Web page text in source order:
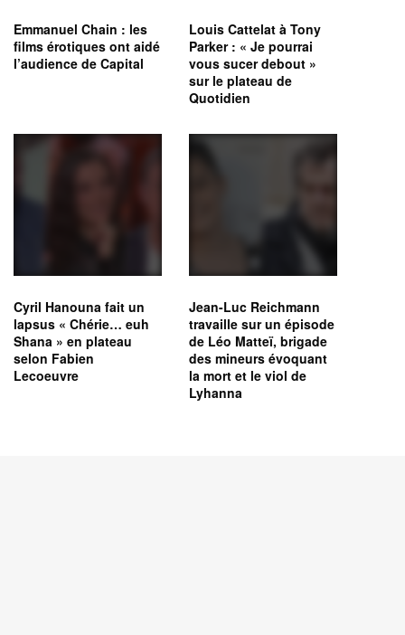
Emmanuel Chain : les
films érotiques ont aidé
l’audience de Capital
Louis Cattelat à Tony
Parker : « Je pourrai
vous sucer debout »
sur le plateau de
Quotidien
Cyril Hanouna fait un
lapsus « Chérie… euh
Shana » en plateau
selon Fabien
Lecoeuvre
Jean-Luc Reichmann
travaille sur un épisode
de Léo Matteï, brigade
des mineurs évoquant
la mort et le viol de
Lyhanna